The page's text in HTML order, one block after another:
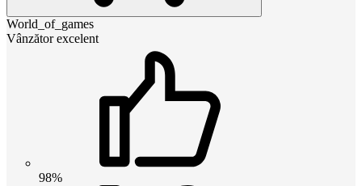
World_of_games
Vânzător excelent
98%